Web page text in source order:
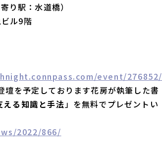
り駅：水道橋）
ル9階
event/276852/
を予定しております花房が執筆した書
る知識と手法」を無料でプレゼントい
2022/866/